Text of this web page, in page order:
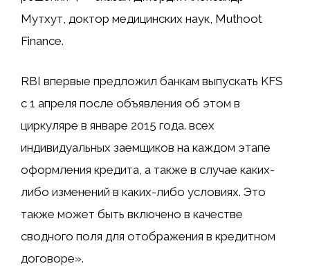
Мутхут, доктор медицинских наук, Muthoot
Finance.
RBI впервые предложил банкам выпускать KFS
с 1 апреля после объявления об этом в
циркуляре в январе 2015 года. всех
индивидуальных заемщиков на каждом этапе
оформления кредита, а также в случае каких-
либо изменений в каких-либо условиях. Это
также может быть включено в качестве
сводного поля для отображения в кредитном
договоре».